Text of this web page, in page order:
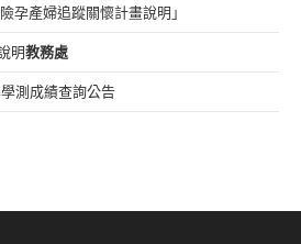
孕產婦追蹤關懷計畫說明」
明教務處
測成績查詢公告